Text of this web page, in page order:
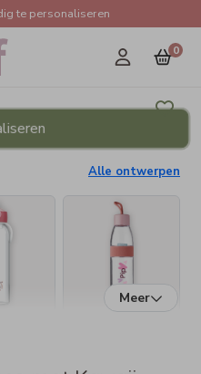
te personaliseren
0
Alle ontwerpen
Meer